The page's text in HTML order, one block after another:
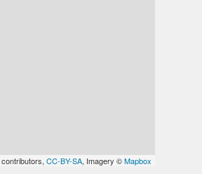
contributors, CC-BY-SA, Imagery ©Mapbox